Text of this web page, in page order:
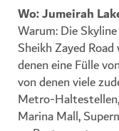
Wo: Jumeirah
Warum: Die
Sheikh Zayed
denen eine Fülle
von denen viele
Metro-
Marina Mall,